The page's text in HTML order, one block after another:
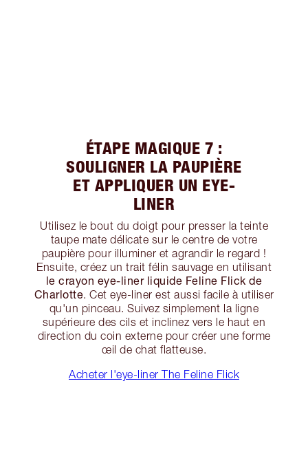
ÉTAPE MAGIQUE 7 :
SOULIGNER LA PAUPIÈRE
ET APPLIQUER UN EYE-
LINER
Utilisez le bout du doigt pour presser la teinte
taupe mate délicate sur le centre de votre
paupière pour illuminer et agrandir le regard !
Ensuite, créez un trait félin sauvage en utilisant
le crayon eye-liner liquide Feline Flick de
Charlotte. Cet eye-liner est aussi facile à utiliser
qu'un pinceau. Suivez simplement la ligne
supérieure des cils et inclinez vers le haut en
direction du coin externe pour créer une forme
œil de chat flatteuse.
Acheter l'eye-liner The Feline Flick